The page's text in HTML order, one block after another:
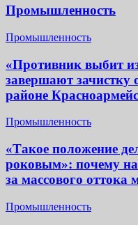
Промышленность
Промышленность
«Противник выбит
завершают зачистку
районе
Промышленность
«Такое положение
роковым»: почему на
за массового
Промышленность